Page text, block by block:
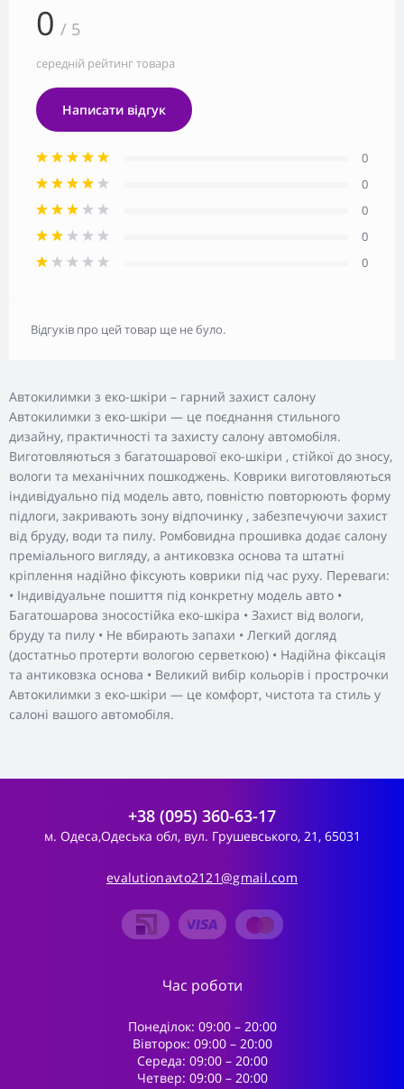
Автокилимки з еко-шкіри – гарний захист салону
Автокилимки з еко-шкіри — це поєднання стильного
дизайну, практичності та захисту салону автомобіля.
Виготовляються з багатошарової еко-шкіри , стійкої до зносу,
вологи та механічних пошкоджень. Коврики виготовляються
індивідуально під модель авто, повністю повторюють форму
підлоги, закривають зону відпочинку , забезпечуючи захист
від бруду, води та пилу. Ромбовидна прошивка додає салону
преміального вигляду, а антиковзка основа та штатні
кріплення надійно фіксують коврики під час руху. Переваги:
• Індивідуальне пошиття під конкретну модель авто •
Багатошарова зносостійка еко-шкіра • Захист від вологи,
бруду та пилу • Не вбирають запахи • Легкий догляд
(достатньо протерти вологою серветкою) • Надійна фіксація
та антиковзка основа • Великий вибір кольорів і прострочки
Автокилимки з еко-шкіри — це комфорт, чистота та стиль у
салоні вашого автомобіля.
0 / 5
середній рейтинг товара
Написати відгук
0
0
0
0
0
Відгуків про цей товар ще не було.
+38 (095) 360-63-17
м. Одеса,Одеська обл, вул. Грушевського, 21, 65031
evalutionavto2121@gmail.com
Час роботи
Понеділок: 09:00 – 20:00
Вівторок: 09:00 – 20:00
Середа: 09:00 – 20:00
Четвер: 09:00 – 20:00